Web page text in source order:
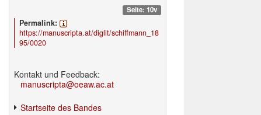
Seite: 10v
Permalink:
https://manuscripta.at/diglit/schiffmann_18
95/0020
Kontakt und Feedback:
manuscripta@oeaw.ac.at
Startseite des Bandes